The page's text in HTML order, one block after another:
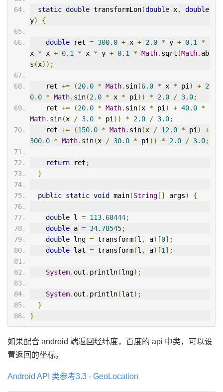
static double transformLon(double x,
double
y) {
double ret = 300.0 + x + 2.0 * y + 0.1
*
x * x + 0.1 * x * y + 0.1 * Math. sqrt (Math. ab
s (x));
    ret
+= (20.0 * Math. sin(6.0 * x * pi ) + 2
0.0 * Math. sin(2.0 * x * pi )) * 2.0 / 3.0;
    ret
+= (20.0 * Math. sin(x * pi ) + 40.0 *
Math. sin(x / 3.0 * pi )) * 2.0 / 3.0;
    ret
+= (150.0 * Math. sin(x / 12.0 * pi )
+
300.0 * Math. sin(x / 30.0 * pi )) * 2.0 / 3.0;
return ret ;
}
public static void main(String [] args) {
double l = 113.68444;
double a = 34.78545;
double lng = transform(l , a)[0];
double lat = transform(l , a)[1 ];
System. out . println(lng);
System. out . println(lat);
}
}
如果配合 android 端返回经纬度，百度的 api 中类，可以设
置返回的坐标。
Android API 类参考3.3 - GeoLocation